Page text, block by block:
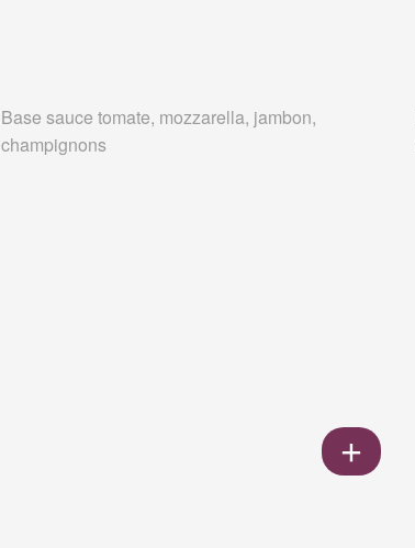
Base sauce tomate, mozzarella, jambon,
champignons